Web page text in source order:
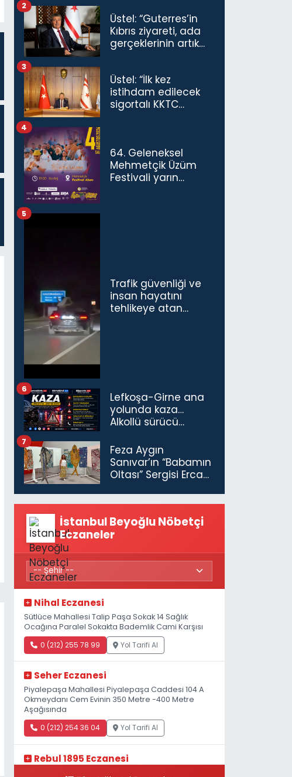
Üstel: “Guterres’in
Kıbrıs ziyareti, ada
gerçeklerinin artık
göstermiştir”
2
Üstel: “İlk kez
istihdam edilecek
sigortalı KKTC
3
64. Geleneksel
Mehmetçik Üzüm
Festivali yarın
4
Trafik güvenliği ve
insan hayatını
tehlikeye atan
5
Lefkoşa-Girne ana
yolunda kaza…
Alkollü sürücü
6
Feza Aygın
Sanıvar’ın “Babamın
Oltası” Sergisi Ercan
7
İstanbul Beyoğlu Nöbetçi
Eczaneler
Nihal Eczanesi
Sütlüce Mahallesi Talip Paşa Sokak 14 Sağlık
Ocağına Paralel Sokakta Bademlik Cami Karşısı
0 (212) 255 78 99 Yol Tarifi Al
Seher Eczanesi
Piyalepaşa Mahallesi Piyalepaşa Caddesi 104 A
Okmeydanı Cem Evinin 350 Metre -400 Metre
Aşağısında
0 (212) 254 36 04 Yol Tarifi Al
Rebul 1895 Eczanesi